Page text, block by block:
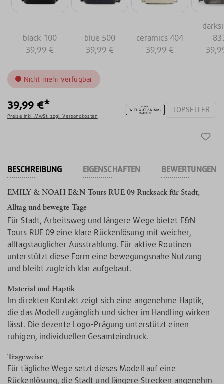
BESCHREIBUNG EIGENSCHAFTEN BEWERTUNGEN
EMILY & NOAH E&N Tours RUE 09 Rucksack für Stadt,
Alltag und bewegte Tage
Für Stadt, Arbeitsweg und längere Wege bietet E&N
Tours RUE 09 eine klare Rückenlösung mit weicher,
alltagstauglicher Ausstrahlung. Für aktive Routinen
unterstützt diese Form eine bewegungsnahe Nutzung
und bleibt zugleich klar aufgebaut.
Material und Haptik
Im direkten Kontakt zeigt sich eine angenehme Haptik,
die das Modell zugänglich und sicher im Handling wirken
lässt. Die dezente Logo-Prägung unterstützt einen
ruhigen, individuellen Gesamteindruck.
Trageweise
Für tägliche Wege setzt dieses Modell auf eine
Rückenlösung, die Stadt und längere Strecken angenehm
black 100
39,99 €
blue 500
39,99 €
ceramics 404
39,99 €
Nicht mehr verfügbar
39,99 €*
Preise inkl. MwSt. zzgl. Versandkosten
TOPSELLER